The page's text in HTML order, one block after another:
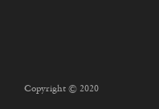
Copyright © 2020